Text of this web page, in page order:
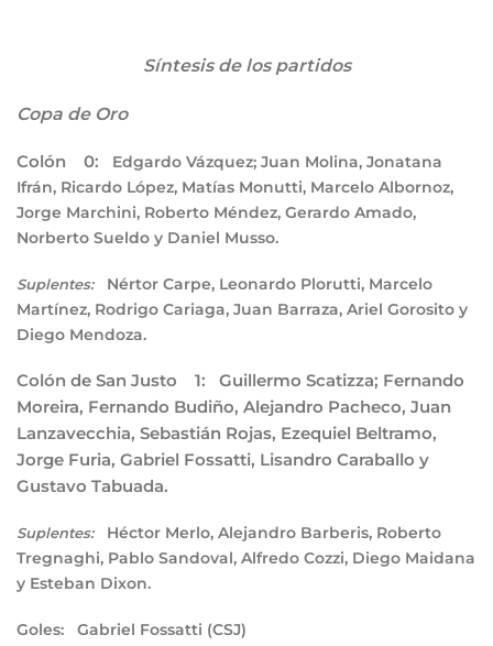
Síntesis de los partidos
Copa de Oro
Colón 0:
Edgardo Vázquez; Juan Molina, Jonatana
Ifrán, Ricardo López, Matías Monutti, Marcelo Albornoz,
Jorge Marchini, Roberto Méndez, Gerardo Amado,
Norberto Sueldo y Daniel Musso.
Suplentes:
Nértor Carpe, Leonardo Plorutti, Marcelo
Martínez, Rodrigo Cariaga, Juan Barraza, Ariel Gorosito y
Diego Mendoza.
Colón de San Justo 1: Guillermo Scatizza; Fernando
Moreira, Fernando Budiño, Alejandro Pacheco, Juan
Lanzavecchia, Sebastián Rojas, Ezequiel Beltramo,
Jorge Furia, Gabriel Fossatti, Lisandro Caraballo y
Gustavo Tabuada.
Suplentes:
Héctor Merlo, Alejandro Barberis, Roberto
Tregnaghi, Pablo Sandoval, Alfredo Cozzi, Diego Maidana
y Esteban Dixon.
Goles: Gabriel Fossatti (CSJ)